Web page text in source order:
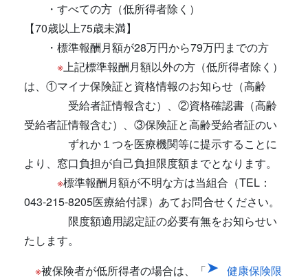
・すべての方（低所得者除く）
【70歳以上75歳未満】
・標準報酬月額が28万円から79万円までの方
※上記標準報酬月額以外の方（低所得者除く）
は、①マイナ保険証と資格情報のお知らせ（高齢
受給者証情報含む）、②資格確認書（高齢
受給者証情報含む）、③保険証と高齢受給者証のい
ずれか１つを医療機関等に提示することに
より、窓口負担が自己負担限度額までとなります。
※標準報酬月額が不明な方は当組合（TEL：
043-215-8205医療給付課）あてお問合せください。
限度額適用認定証の必要有無をお知らせい
たします。
※被保険者が低所得者の場合は、「
健康保険限